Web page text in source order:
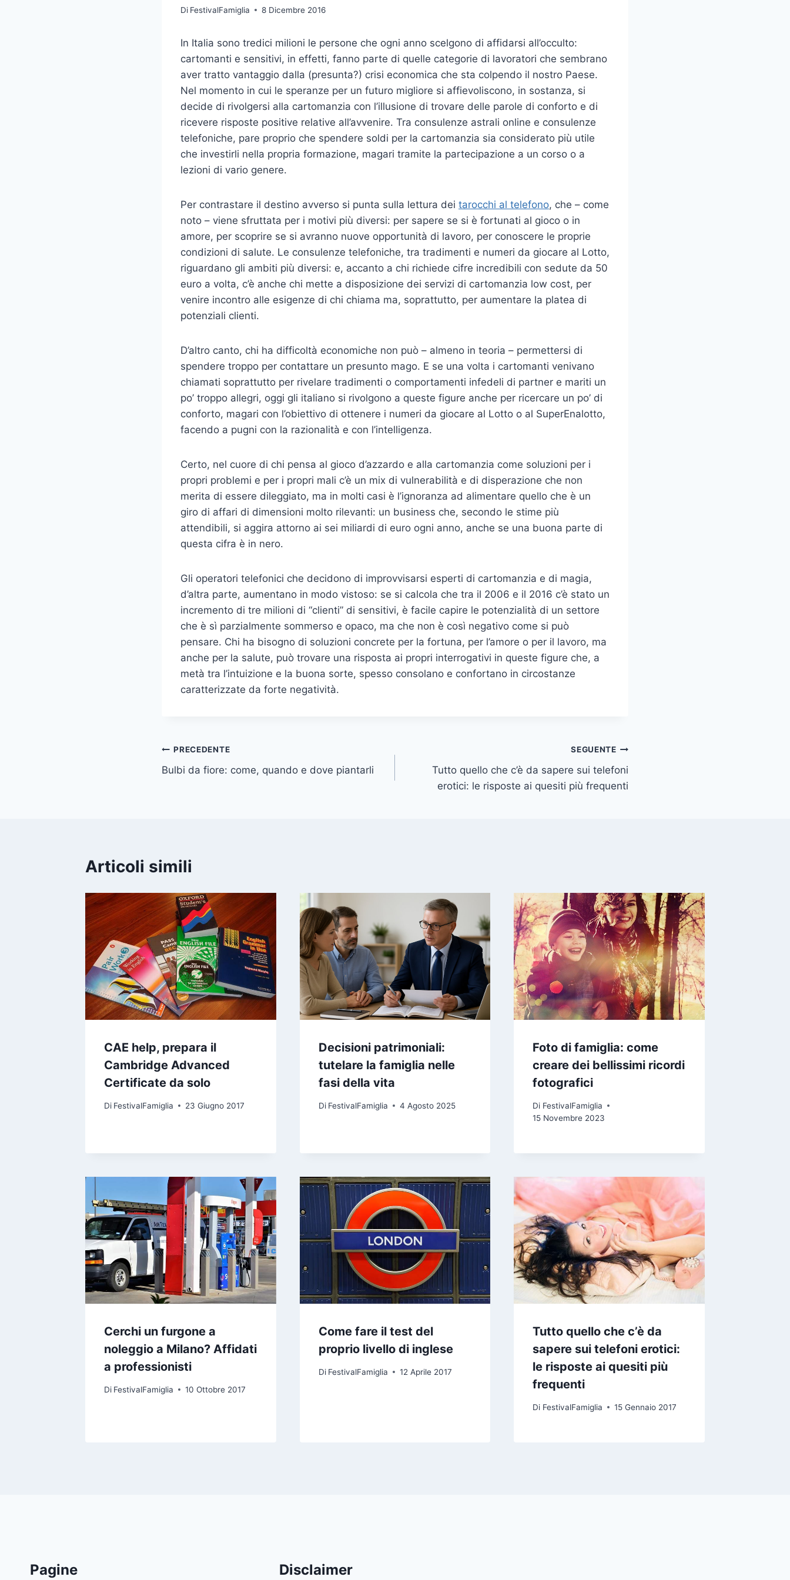
Di FestivalFamiglia 8 Dicembre 2016
In Italia sono tredici milioni le persone che ogni anno scelgono di affidarsi all’occulto:
cartomanti e sensitivi, in effetti, fanno parte di quelle categorie di lavoratori che sembrano
aver tratto vantaggio dalla (presunta?) crisi economica che sta colpendo il nostro Paese.
Nel momento in cui le speranze per un futuro migliore si affievoliscono, in sostanza, si
decide di rivolgersi alla cartomanzia con l’illusione di trovare delle parole di conforto e di
ricevere risposte positive relative all’avvenire. Tra consulenze astrali online e consulenze
telefoniche, pare proprio che spendere soldi per la cartomanzia sia considerato più utile
che investirli nella propria formazione, magari tramite la partecipazione a un corso o a
lezioni di vario genere.
Per contrastare il destino avverso si punta sulla lettura dei tarocchi al telefono, che – come
noto – viene sfruttata per i motivi più diversi: per sapere se si è fortunati al gioco o in
amore, per scoprire se si avranno nuove opportunità di lavoro, per conoscere le proprie
condizioni di salute. Le consulenze telefoniche, tra tradimenti e numeri da giocare al Lotto,
riguardano gli ambiti più diversi: e, accanto a chi richiede cifre incredibili con sedute da 50
euro a volta, c’è anche chi mette a disposizione dei servizi di cartomanzia low cost, per
venire incontro alle esigenze di chi chiama ma, soprattutto, per aumentare la platea di
potenziali clienti.
D’altro canto, chi ha difficoltà economiche non può – almeno in teoria – permettersi di
spendere troppo per contattare un presunto mago. E se una volta i cartomanti venivano
chiamati soprattutto per rivelare tradimenti o comportamenti infedeli di partner e mariti un
po’ troppo allegri, oggi gli italiano si rivolgono a queste figure anche per ricercare un po’ di
conforto, magari con l’obiettivo di ottenere i numeri da giocare al Lotto o al SuperEnalotto,
facendo a pugni con la razionalità e con l’intelligenza.
Certo, nel cuore di chi pensa al gioco d’azzardo e alla cartomanzia come soluzioni per i
propri problemi e per i propri mali c’è un mix di vulnerabilità e di disperazione che non
merita di essere dileggiato, ma in molti casi è l’ignoranza ad alimentare quello che è un
giro di affari di dimensioni molto rilevanti: un business che, secondo le stime più
attendibili, si aggira attorno ai sei miliardi di euro ogni anno, anche se una buona parte di
questa cifra è in nero.
Gli operatori telefonici che decidono di improvvisarsi esperti di cartomanzia e di magia,
d’altra parte, aumentano in modo vistoso: se si calcola che tra il 2006 e il 2016 c’è stato un
incremento di tre milioni di “clienti” di sensitivi, è facile capire le potenzialità di un settore
che è sì parzialmente sommerso e opaco, ma che non è così negativo come si può
pensare. Chi ha bisogno di soluzioni concrete per la fortuna, per l’amore o per il lavoro, ma
anche per la salute, può trovare una risposta ai propri interrogativi in queste figure che, a
metà tra l’intuizione e la buona sorte, spesso consolano e confortano in circostanze
caratterizzate da forte negatività.
Navigazione
articoli
PRECEDENTE
Bulbi da fiore: come, quando e dove piantarli
SEGUENTE
Tutto quello che c’è da sapere sui telefoni
erotici: le risposte ai quesiti più frequenti
Articoli simili
CAE help, prepara il
Cambridge Advanced
Certificate da solo
Di FestivalFamiglia 23 Giugno 2017
Decisioni patrimoniali:
tutelare la famiglia nelle
fasi della vita
Di FestivalFamiglia 4 Agosto 2025
Foto di famiglia: come
creare dei bellissimi ricordi
fotografici
Di FestivalFamiglia
15 Novembre 2023
Cerchi un furgone a
noleggio a Milano? Affidati
a professionisti
Di FestivalFamiglia 10 Ottobre 2017
Come fare il test del
proprio livello di inglese
Di FestivalFamiglia 12 Aprile 2017
Tutto quello che c’è da
sapere sui telefoni erotici:
le risposte ai quesiti più
frequenti
Di FestivalFamiglia 15 Gennaio 2017
Pagine Disclaimer